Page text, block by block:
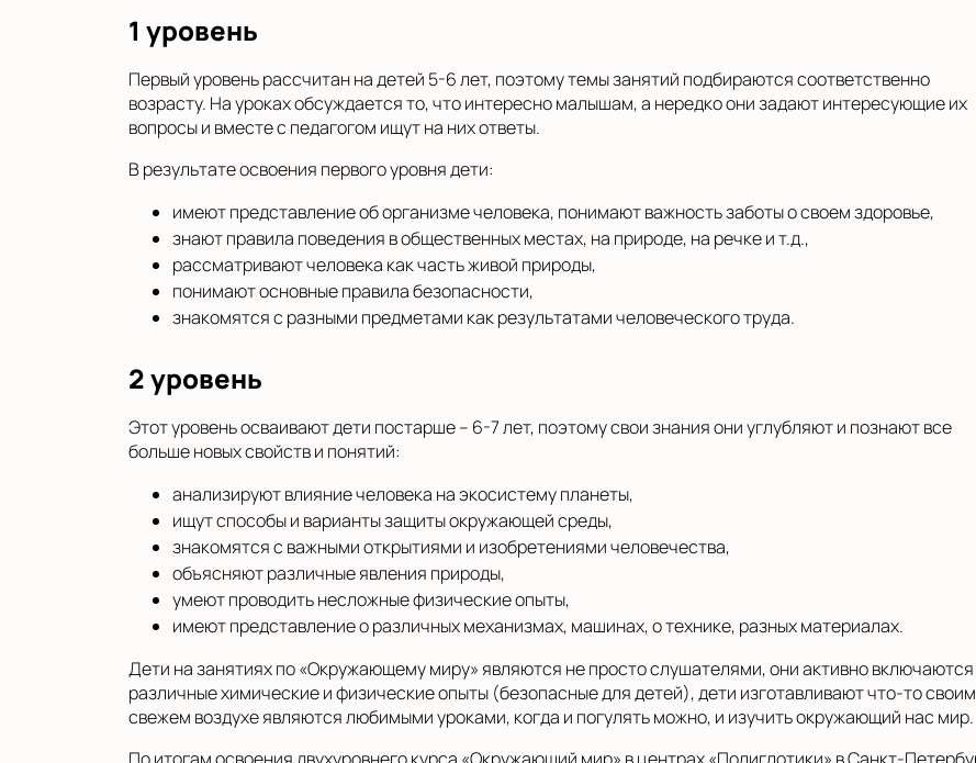
1 уровень
Первый уровень рассчитан на детей 5-6 лет, поэтому темы занятий подбираются соответственно
возрасту. На уроках обсуждается то, что интересно малышам, а нередко они задают интересующие их
вопросы и вместе с педагогом ищут на них ответы.
В результате освоения первого уровня дети:
имеют представление об организме человека, понимают важность заботы о своем здоровье,
знают правила поведения в общественных местах, на природе, на речке и т.д.,
рассматривают человека как часть живой природы,
понимают основные правила безопасности,
знакомятся с разными предметами как результатами человеческого труда.
2 уровень
Этот уровень осваивают дети постарше – 6-7 лет, поэтому свои знания они углубляют и познают все
больше новых свойств и понятий:
анализируют влияние человека на экосистему планеты,
ищут способы и варианты защиты окружающей среды,
знакомятся с важными открытиями и изобретениями человечества,
объясняют различные явления природы,
умеют проводить несложные физические опыты,
имеют представление о различных механизмах, машинах, о технике, разных материалах.
Дети на занятиях по «Окружающему миру» являются не просто слушателями, они активно
различные химические и физические опыты (безопасные для детей), дети изготавливают что-то
свежем воздухе являются любимыми уроками, когда и погулять можно, и изучить окружающий нас мир.